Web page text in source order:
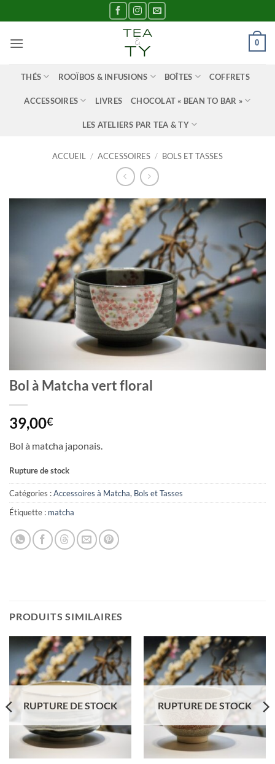
au
contenu
0
THÉS ROOÏBOS & INFUSIONS BOÎTES COFFRETS
ACCESSOIRES LIVRES CHOCOLAT « BEAN TO BAR »
LES ATELIERS PAR TEA & TY
ACCUEIL / ACCESSOIRES / BOLS ET TASSES
Bol à Matcha vert floral
39,00€
Bol à matcha japonais.
Rupture de stock
Catégories :Accessoires à Matcha, Bols et Tasses
Étiquette : matcha
PRODUITS SIMILAIRES
RUPTURE DE STOCK RUPTURE DE STOCK